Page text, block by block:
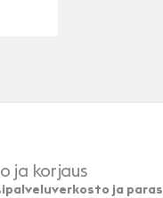
ja korjaus
ja paras